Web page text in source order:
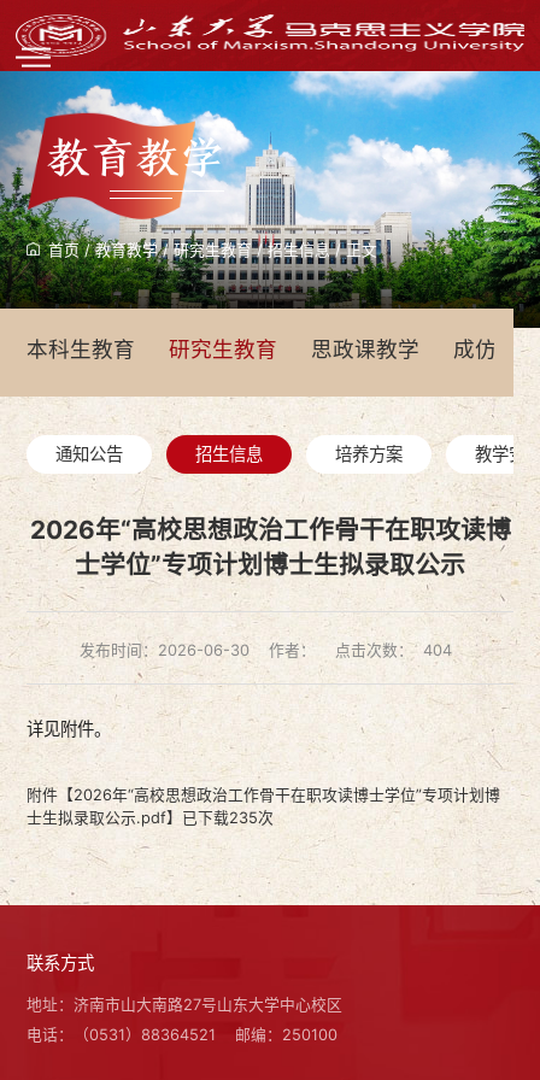
教育教学
首页/教育教学/研究生教育/招生信息/正文
本科生教育 研究生教育 思政课教学 成仿吾
通知公告 招生信息 培养方案 教学安
2026年“高校思想政治工作骨干在职攻读博
士学位”专项计划博士生拟录取公示
发布时间：2026-06-30 作者： 点击次数： 404
详见附件。
附件【2026年“高校思想政治工作骨干在职攻读博士学位”专项计划博
士生拟录取公示.pdf】已下载235次
联系方式
地址：济南市山大南路27号山东大学中心校区
电话：（0531）88364521
邮编：250100